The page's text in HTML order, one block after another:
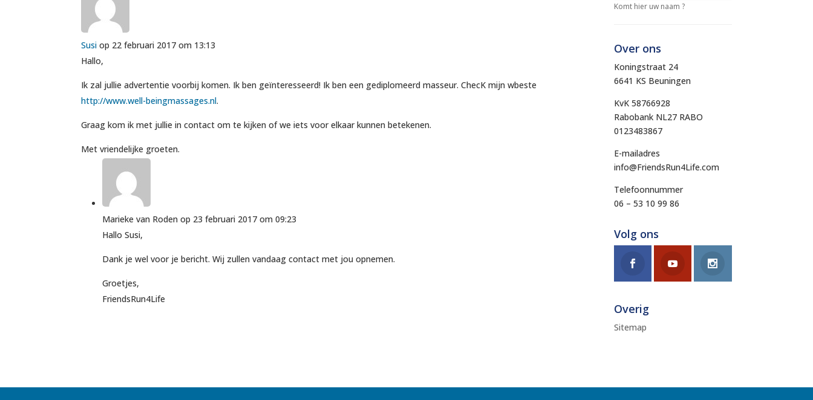
Susi op 22 februari 2017 om 13:13
Hallo,
Ik zal jullie advertentie voorbij komen. Ik ben geïnteresseerd! Ik ben een gediplomeerd masseur. ChecK mijn wbeste
http://www.well-beingmassages.nl.
Graag kom ik met jullie in contact om te kijken of we iets voor elkaar kunnen betekenen.
Met vriendelijke groeten.
Marieke van Roden op 23 februari 2017 om 09:23
Hallo Susi,
Dank je wel voor je bericht. Wij zullen vandaag contact met jou opnemen.
Groetjes,
FriendsRun4Life
Komt hier uw naam ?
Over ons
Koningstraat 24
6641 KS Beuningen
KvK 58766928
Rabobank NL27 RABO
0123483867
E-mailadres
info@FriendsRun4Life.com
Telefoonnummer
06 – 53 10 99 86
Volg ons
Overig
Sitemap